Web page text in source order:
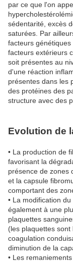
par ce que l'on
sédentarité, excès
saturées. Par
facteurs
facteurs extérieurs
soit présentes au
d'une réaction
présentes dans les
des protéines des
structure avec des
Evolution de
• La production de
favorisant la
présence de zones
et la capsule
comportant des
• La modification
également à une
plaquettes
(les plaquettes
coagulation
diminution de la
• Les